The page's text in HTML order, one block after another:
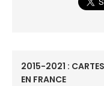
2015-2021 :
EN FRANCE